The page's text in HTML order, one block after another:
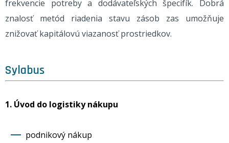
frekvencie potreby a dodávateľských špecifík. Dobrá
znalosť metód riadenia stavu zásob zas umožňuje
znižovať kapitálovú viazanosť prostriedkov.
Sylabus
1. Úvod do logistiky nákupu
podnikový nákup